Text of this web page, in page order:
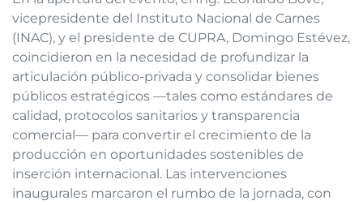
vicepresidente del Instituto Nacional de Carnes
(INAC), y el presidente de CUPRA, Domingo Estévez,
coincidieron en la necesidad de profundizar la
articulación público-privada y consolidar bienes
públicos estratégicos —tales como estándares de
calidad, protocolos sanitarios y transparencia
comercial— para convertir el crecimiento de la
producción en oportunidades sostenibles de
inserción internacional. Las intervenciones
inaugurales marcaron el rumbo de la jornada, con